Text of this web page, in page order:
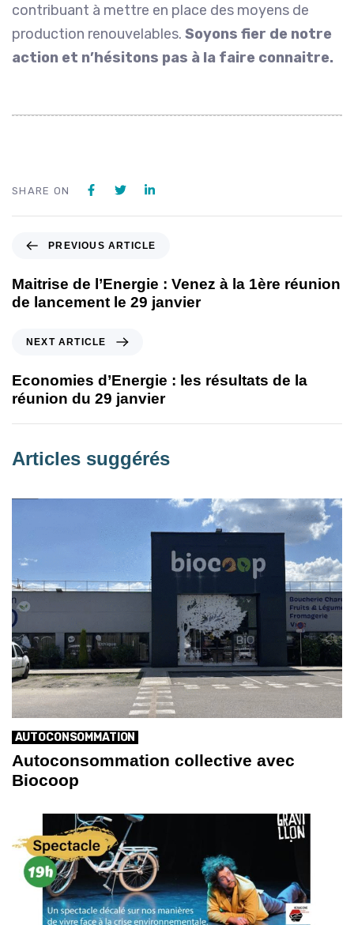
contribuant à mettre en place des moyens de
production renouvelables. Soyons fier de notre
action et n’hésitons pas à la faire connaitre.
SHARE ON
PREVIOUS ARTICLE
Maitrise de l’Energie : Venez à la 1ère réunion
de lancement le 29 janvier
NEXT ARTICLE
Economies d’Energie : les résultats de la
réunion du 29 janvier
Articles suggérés
AUTOCONSOMMATION
Autoconsommation collective avec
Biocoop